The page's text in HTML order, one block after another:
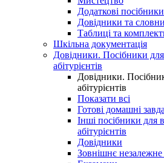
Додаткові посібники
Довідники та
Таблиці та
Шкільна документація
Довідники. Посібники
абітурієнтів
Довідники.
абітурієнтів
Показати всі
Готові домашні
Інші посібники для
абітурієнтів
Довідники
Зовнішнє